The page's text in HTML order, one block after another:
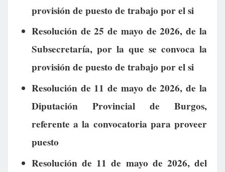
provisión de puesto de trabajo por el si
Resolución de 25 de mayo de 2026, de la
Subsecretaría, por la que se convoca la
provisión de puesto de trabajo por el si
Resolución de 11 de mayo de 2026, de la
Diputación Provincial de Burgos,
referente a la convocatoria para proveer
puesto
Resolución de 11 de mayo de 2026, del